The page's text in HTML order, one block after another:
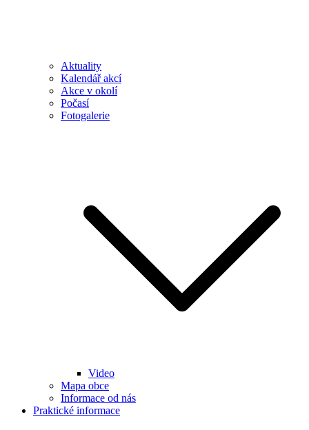
Aktuality
Kalendář akcí
Akce v okolí
Počasí
Fotogalerie
Video
Mapa obce
Informace od nás
Praktické informace